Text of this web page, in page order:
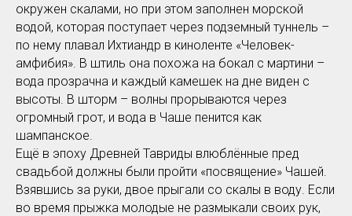
окружен скалами, но при этом заполнен морской
водой, которая поступает через подземный туннель –
по нему плавал Ихтиандр в киноленте «Человек-
амфибия». В штиль она похожа на бокал с мартини –
вода прозрачна и каждый камешек на дне виден с
высоты. В шторм – волны прорываются через
огромный грот, и вода в Чаше пенится как
шампанское.
Ещё в эпоху Древней Тавриды влюблённые пред
свадьбой должны были пройти «посвящение» Чашей.
Взявшись за руки, двое прыгали со скалы в воду. Если
во время прыжка молодые не размыкали своих рук,